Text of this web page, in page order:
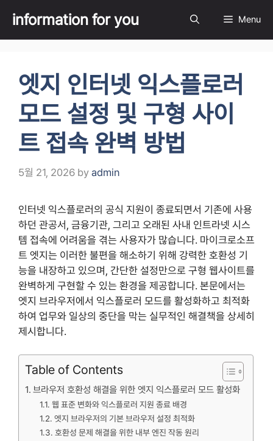
content
information for you Menu
엣지 인터넷 익스플로러
모드 설정 및 구형 사이
트 접속 완벽 방법
5월 21, 2026 by admin
인터넷 익스플로러의 공식 지원이 종료되면서 기존에 사용
하던 관공서, 금융기관, 그리고 오래된 사내 인트라넷 시스
템 접속에 어려움을 겪는 사용자가 많습니다. 마이크로소프
트 엣지는 이러한 불편을 해소하기 위해 강력한 호환성 기
능을 내장하고 있으며, 간단한 설정만으로 구형 웹사이트를
완벽하게 구현할 수 있는 환경을 제공합니다. 본문에서는
엣지 브라우저에서 익스플로러 모드를 활성화하고 최적화
하여 업무와 일상의 중단을 막는 실무적인 해결책을 상세히
제시합니다.
Table of Contents
브라우저 호환성 해결을 위한 엣지 익스플로러 모드 활성화
웹 표준 변화와 익스플로러 지원 종료 배경
엣지 브라우저의 기본 브라우저 설정 최적화
호환성 문제 해결을 위한 내부 엔진 작동 원리